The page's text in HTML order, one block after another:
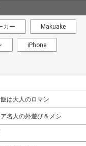
カー Makuake
iPhone
は大人のロマン
名人の外遊び＆メシ